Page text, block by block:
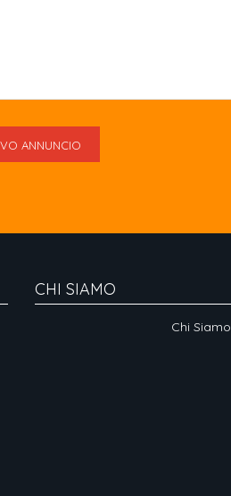
ANNUNCIO
CHI SIAMO
Chi Siamo